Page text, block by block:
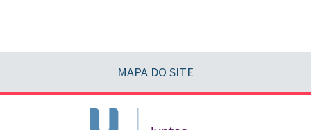
MAPA DO SITE